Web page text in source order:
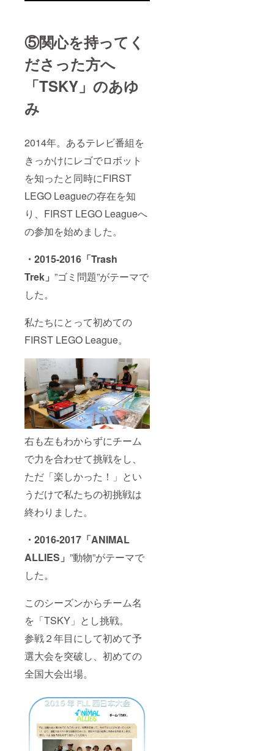
⑤関心を持ってく
ださった方へ
「TSKY」のあゆ
み
2014年。あるテレビ番組を
きっかけにレゴでロボット
を知ったと同時にFIRST
LEGO Leagueの存在を知
り、FIRST LEGO Leagueへ
の参加を始めました。
・2015-2016「Trash
Trek」 ”ゴミ問題”がテーマで
した。
私たちにとって初めての
FIRST LEGO League。
右も左もわからずにチーム
で力を合わせて挑戦をし、
ただ「楽しかった！」とい
うだけで私たちの初挑戦は
終わりました。
・2016-2017「ANIMAL
ALLIES」 ”動物”がテーマで
した。
このシーズンからチーム名
を「TSKY」とし挑戦。
参戦２年目にして初めて予
選大会を突破し、初めての
全国大会出場。